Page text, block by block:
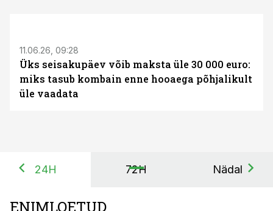
11.06.26, 09:28
Üks seisakupäev võib maksta üle 30 000 euro:
miks tasub kombain enne hooaega põhjalikult
üle vaadata
24H 72H Nädal
ENIMLOETUD